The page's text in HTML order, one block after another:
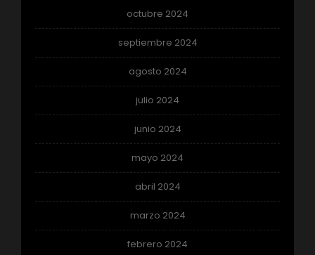
octubre 2024
septiembre 2024
agosto 2024
julio 2024
junio 2024
mayo 2024
abril 2024
marzo 2024
febrero 2024